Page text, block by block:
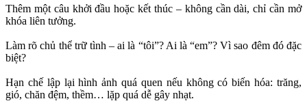
Thêm một câu khởi đầu hoặc kết thúc – không cần dài, chỉ cần mở
khóa liên tưởng.
Làm rõ chủ thể trữ tình – ai là “tôi”? Ai là “em”? Vì sao đêm đó đặc
biệt?
Hạn chế lập lại hình ảnh quá quen nếu không có biến hóa: trăng,
gió, chăn đệm, thềm… lặp quá dễ gây nhạt.